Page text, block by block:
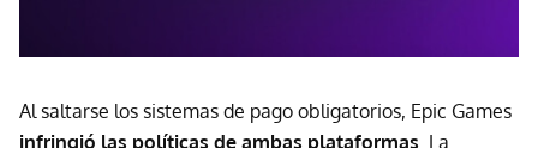
Al saltarse los sistemas de pago obligatorios, Epic Games
infringió las políticas de ambas plataformas . La